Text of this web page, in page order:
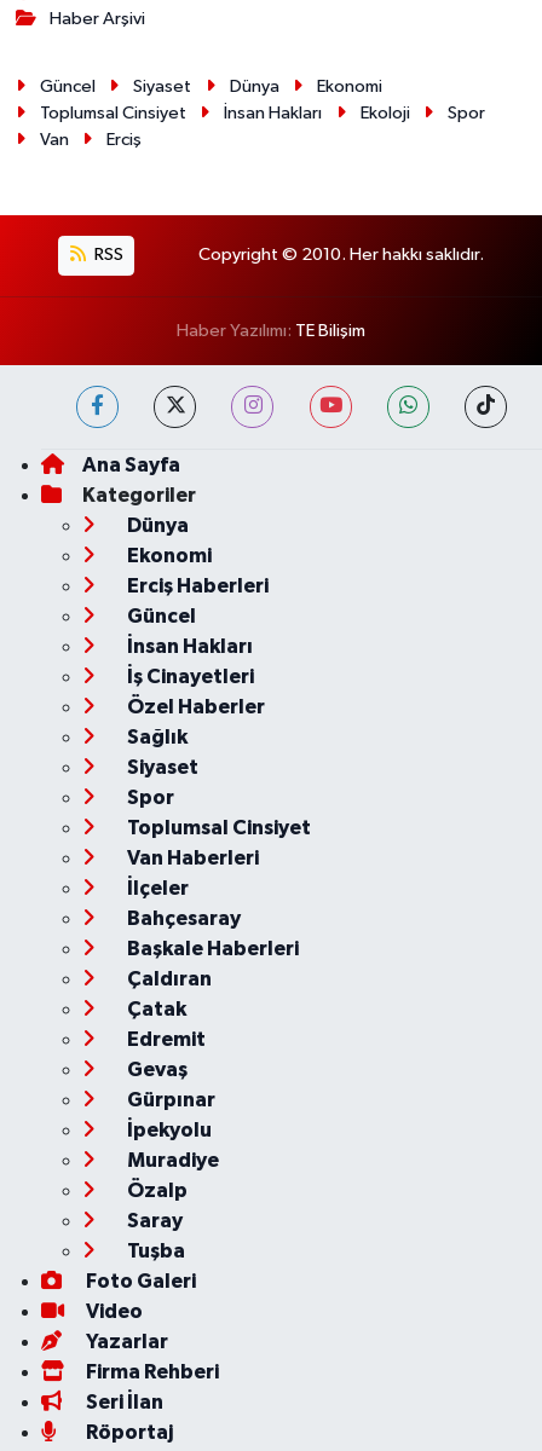
Haber Arşivi
Güncel Siyaset Dünya
Ekonomi
Toplumsal Cinsiyet
İnsan Hakları Ekoloji
Spor
Van
Erciş
RSS Copyright © 2010. Her hakkı saklıdır.
Haber Yazılımı: TE Bilişim
Ana Sayfa
Kategoriler
Dünya
Ekonomi
Erciş Haberleri
Güncel
İnsan Hakları
İş Cinayetleri
Özel Haberler
Sağlık
Siyaset
Spor
Toplumsal Cinsiyet
Van Haberleri
İlçeler
Bahçesaray
Başkale Haberleri
Çaldıran
Çatak
Edremit
Gevaş
Gürpınar
İpekyolu
Muradiye
Özalp
Saray
Tuşba
Foto Galeri
Video
Yazarlar
Firma Rehberi
Seri İlan
Röportaj